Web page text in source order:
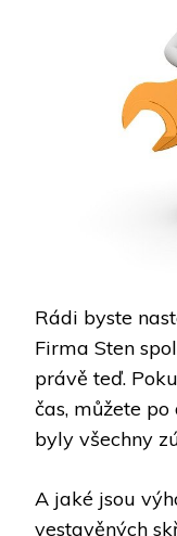
Rádi byste
Firma Sten
právě teď.
čas, můžete
byly všechny
A jaké jsou
vestavěných